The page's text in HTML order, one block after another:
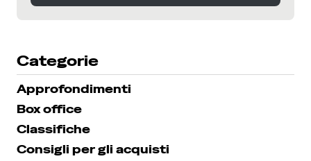
SEGUICI SU INSTAGRAM
Categorie
Approfondimenti
Box office
Classifiche
Consigli per gli acquisti